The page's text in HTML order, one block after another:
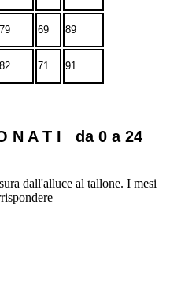
79 69 89
82 71 91
N A T I da 0 a 24
dall'alluce al tallone. I mesi